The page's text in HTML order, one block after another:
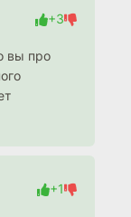
+3
вы про
+1